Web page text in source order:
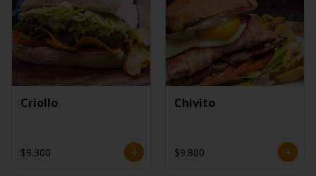
Criollo
$9.300
Chivito
$9.800